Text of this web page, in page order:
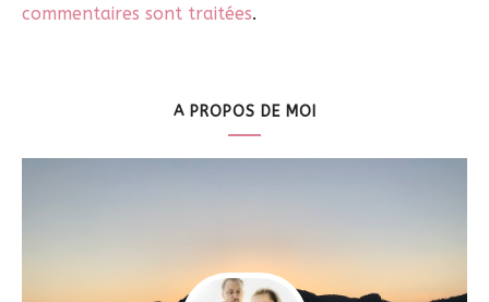
commentaires sont traitées.
A PROPOS DE MOI